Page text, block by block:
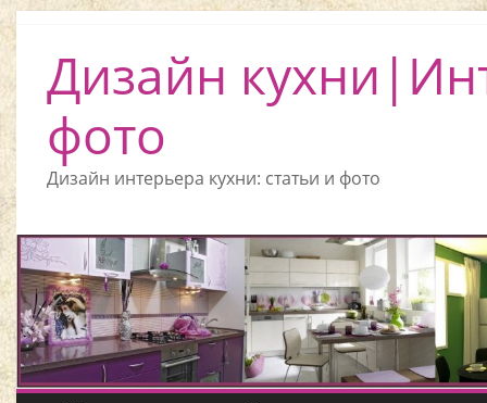
Дизайн
фото
Дизайн интерьера кухни: статьи и фото